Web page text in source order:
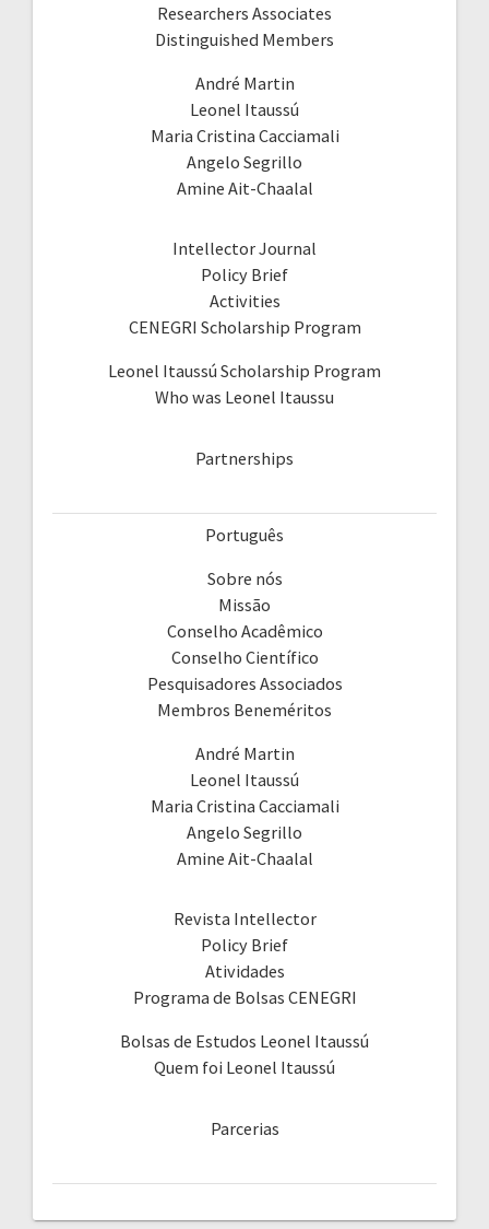
Researchers Associates
Distinguished Members
André Martin
Leonel Itaussú
Maria Cristina Cacciamali
Angelo Segrillo
Amine Ait-Chaalal
Intellector Journal
Policy Brief
Activities
CENEGRI Scholarship Program
Leonel Itaussú Scholarship Program
Who was Leonel Itaussu
Partnerships
Português
Sobre nós
Missão
Conselho Acadêmico
Conselho Científico
Pesquisadores Associados
Membros Beneméritos
André Martin
Leonel Itaussú
Maria Cristina Cacciamali
Angelo Segrillo
Amine Ait-Chaalal
Revista Intellector
Policy Brief
Atividades
Programa de Bolsas CENEGRI
Bolsas de Estudos Leonel Itaussú
Quem foi Leonel Itaussú
Parcerias